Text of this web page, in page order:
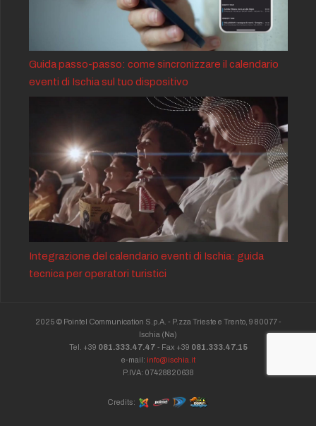
Guida passo-passo: come sincronizzare il calendario
eventi di Ischia sul tuo dispositivo
Integrazione del calendario eventi di Ischia: guida
tecnica per operatori turistici
2025 © Pointel Communication S.p.A. - P.zza Trieste e Trento, 9 80077 -
Ischia (Na)
Tel. +39 081.333.47.47 - Fax +39 081.333.47.15
e-mail: info@ischia.it
P.IVA: 07428820638
Credits: